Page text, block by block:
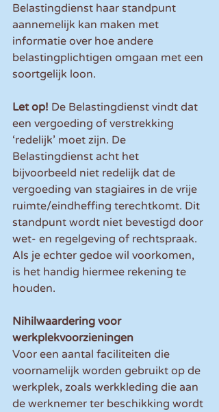
Belastingdienst haar standpunt
aannemelijk kan maken met
informatie over hoe andere
belastingplichtigen omgaan met een
soortgelijk loon.
Let op! De Belastingdienst vindt dat
een vergoeding of verstrekking
‘redelijk’ moet zijn. De
Belastingdienst acht het
bijvoorbeeld niet redelijk dat de
vergoeding van stagiaires in de vrije
ruimte/eindheffing terechtkomt. Dit
standpunt wordt niet bevestigd door
wet- en regelgeving of rechtspraak.
Als je echter gedoe wil voorkomen,
is het handig hiermee rekening te
houden.
Nihilwaardering voor
werkplekvoorzieningen
Voor een aantal faciliteiten die
voornamelijk worden gebruikt op de
werkplek, zoals werkkleding die aan
de werknemer ter beschikking wordt